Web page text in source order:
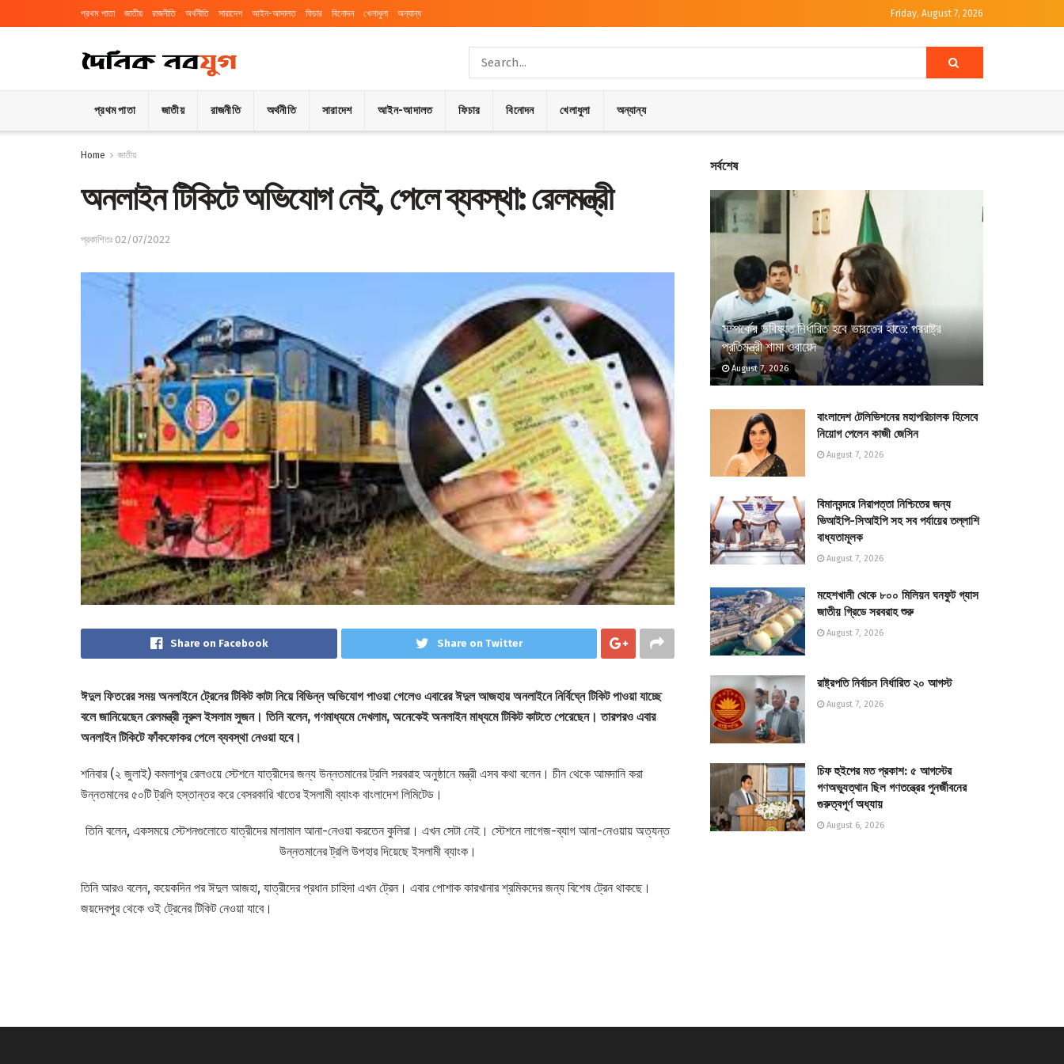
প্রথম পাতা জাতীয় রাজনীতি অর্থনীতি সারাদেশ আইন-আদালত ফিচার বিনোদন খেলাধুলা অন্যান্য Friday, August 7, 2026
প্রথম পাতা জাতীয় রাজনীতি অর্থনীতি সারাদেশ আইন-আদালত ফিচার বিনোদন খেলাধুলা অন্যান্য
Home জাতীয়
অনলাইন টিকিটে অভিযোগ নেই, পেলে ব্যবস্থা: রেলমন্ত্রী
প্রকাশিতঃ 02/07/2022
Share on Facebook Share on Twitter
ঈদুল ফিতরের সময় অনলাইনে ট্রেনের টিকিট কাটা নিয়ে বিভিন্ন অভিযোগ পাওয়া গেলেও এবারের ঈদুল আজহায় অনলাইনে নির্বিঘ্নে টিকিট পাওয়া যাচ্ছে
বলে জানিয়েছেন রেলমন্ত্রী নূরুল ইসলাম সুজন। তিনি বলেন, গণমাধ্যমে দেখলাম, অনেকেই অনলাইন মাধ্যমে টিকিট কাটতে পেরেছেন। তারপরও এবার
অনলাইন টিকিটে ফাঁকফোকর পেলে ব্যবস্থা নেওয়া হবে।
শনিবার (২ জুলাই) কমলাপুর রেলওয়ে স্টেশনে যাত্রীদের জন্য উন্নতমানের ট্রলি সরবরাহ অনুষ্ঠানে মন্ত্রী এসব কথা বলেন। চীন থেকে আমদানি করা
উন্নতমানের ৫০টি ট্রলি হস্তান্তর করে বেসরকারি খাতের ইসলামী ব্যাংক বাংলাদেশ লিমিটেড।
তিনি বলেন, একসময়ে স্টেশনগুলোতে যাত্রীদের মালামাল আনা-নেওয়া করতেন কুলিরা। এখন সেটা নেই। স্টেশনে লাগেজ-ব্যাগ আনা-নেওয়ায় অত্যন্ত
উন্নতমানের ট্রলি উপহার দিয়েছে ইসলামী ব্যাংক।
তিনি আরও বলেন, কয়েকদিন পর ঈদুল আজহা, যাত্রীদের প্রধান চাহিদা এখন ট্রেন। এবার পোশাক কারখানার শ্রমিকদের জন্য বিশেষ ট্রেন থাকছে।
জয়দেবপুর থেকে ওই ট্রেনের টিকিট নেওয়া যাবে।
সর্বশেষ
সম্পর্কের ভবিষ্যত নির্ধারিত হবে ভারতের হাতে: পররাষ্ট্র
প্রতিমন্ত্রী শামা ওবায়েদ
August 7, 2026
বাংলাদেশ টেলিভিশনের মহাপরিচালক হিসেবে
নিয়োগ পেলেন কাজী জেসিন
August 7, 2026
বিমানবন্দরে নিরাপত্তা নিশ্চিতের জন্য
ভিআইপি-সিআইপি সহ সব পর্যায়ের তল্লাশি
বাধ্যতামূলক
August 7, 2026
মহেশখালী থেকে ৮০০ মিলিয়ন ঘনফুট গ্যাস
জাতীয় গ্রিডে সরবরাহ শুরু
August 7, 2026
রাষ্ট্রপতি নির্বাচন নির্ধারিত ২০ আগস্ট
August 7, 2026
চিফ হুইপের মত প্রকাশ: ৫ আগস্টের
গণঅভ্যুত্থান ছিল গণতন্ত্রের পুনর্জীবনের
গুরুত্বপূর্ণ অধ্যায়
August 6, 2026